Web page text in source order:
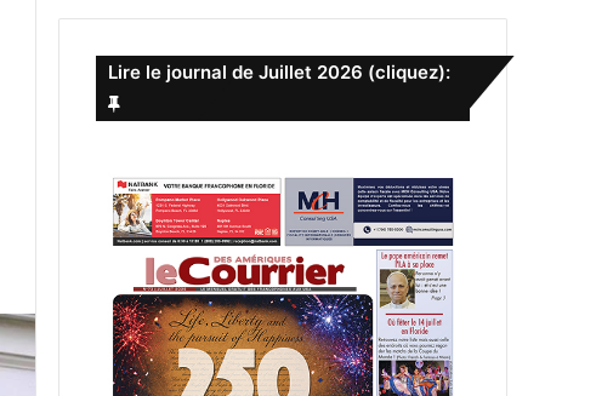
c
h
:
Lire le journal de Juillet 2026 (cliquez):